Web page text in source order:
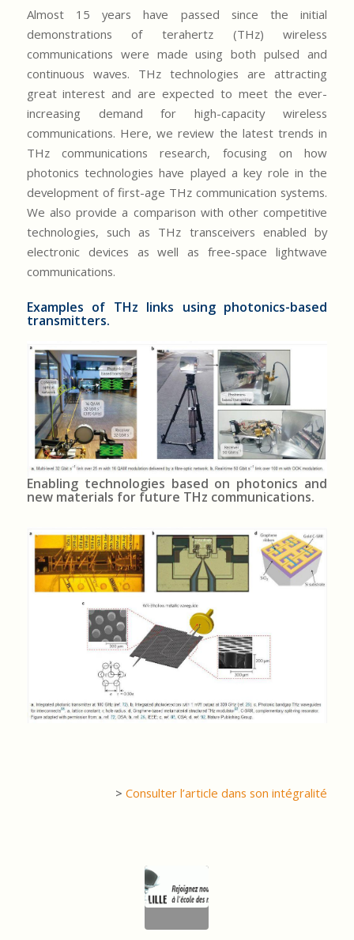
Almost 15 years have passed since the initial
demonstrations of terahertz (THz) wireless
communications were made using both pulsed and
continuous waves. THz technologies are attracting
great interest and are expected to meet the ever-
increasing demand for high-capacity wireless
communications. Here, we review the latest trends in
THz communications research, focusing on how
photonics technologies have played a key role in the
development of first-age THz communication systems.
We also provide a comparison with other competitive
technologies, such as THz transceivers enabled by
electronic devices as well as free-space lightwave
communications.
Examples of THz links using photonics-based
transmitters.
Enabling technologies based on photonics and
new materials for future THz communications.
> Consulter l’article dans son intégralité